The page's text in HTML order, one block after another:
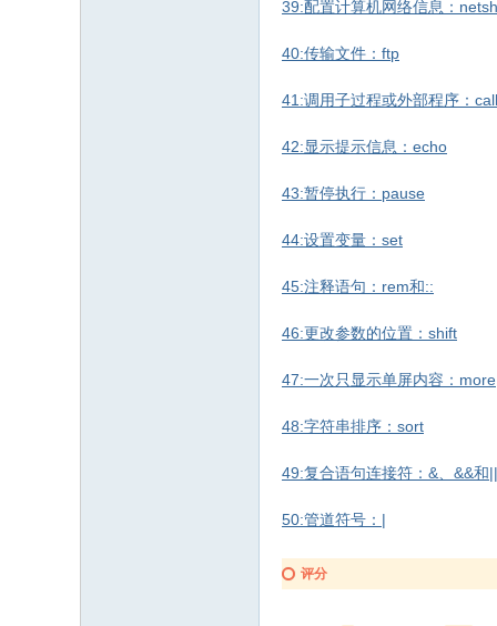
39:配置计算机网络信息：netsh
40:传输文件：ftp
41:调用子过程或外部程序：call
42:显示提示信息：echo
43:暂停执行：pause
44:设置变量：set
45:注释语句：rem和::
46:更改参数的位置：shift
47:一次只显示单屏内容：more
48:字符串排序：sort
49:复合语句连接符：&、&&和||
50:管道符号：|
评分